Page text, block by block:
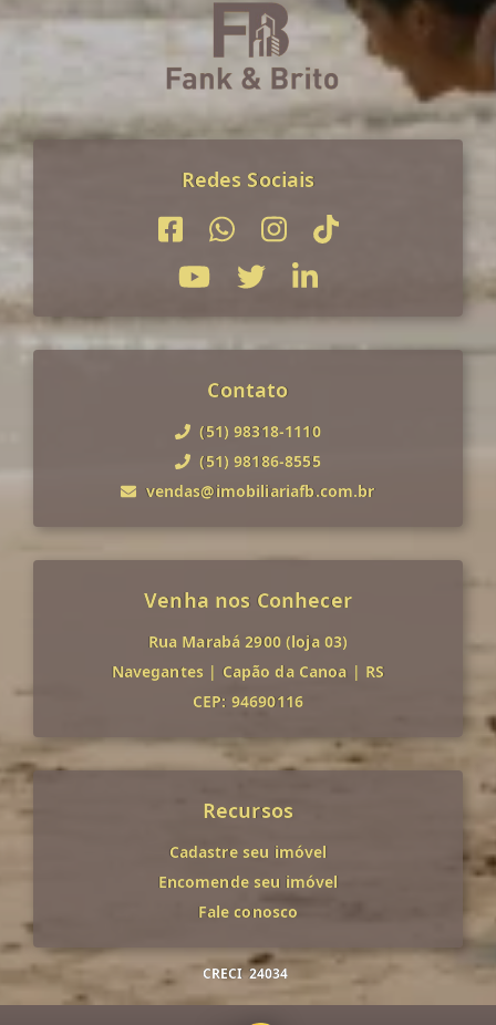
Redes Sociais
Contato
(51) 98318-1110
(51) 98186-8555
vendas@imobiliariafb.com.br
Venha nos Conhecer
Rua Marabá 2900 (loja 03)
Navegantes | Capão da Canoa | RS
CEP: 94690116
Recursos
Cadastre seu imóvel
Encomende seu imóvel
Fale conosco
CRECI 24034